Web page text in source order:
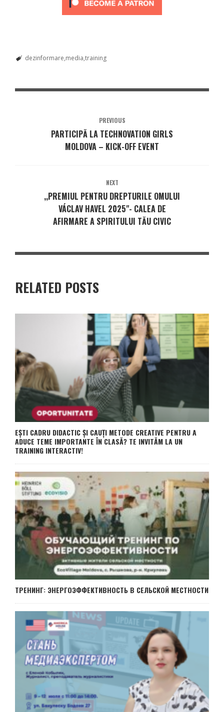
dezinformare media training
PREVIOUS
PARTICIPĂ LA TECHNOVATION GIRLS
MOLDOVA – KICK-OFF EVENT
NEXT
,,PREMIUL PENTRU DREPTURILE OMULUI
VÁCLAV HAVEL 2025"- CALEA DE
AFIRMARE A SPIRITULUI TĂU CIVIC
RELATED POSTS
EȘTI CADRU DIDACTIC ȘI CAUȚI METODE CREATIVE PENTRU A
ADUCE TEME IMPORTANTE ÎN CLASĂ? TE INVITĂM LA UN
TRAINING INTERACTIV!
ТРЕНИНГ: ЭНЕРГОЭФФЕКТИВНОСТЬ В СЕЛЬСКОЙ МЕСТНОСТИ